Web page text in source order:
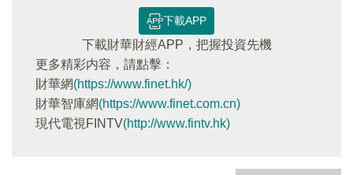
下載APP
下載財華財經APP，把握投資先機
更多精彩内容，請點擊：
財華網(https://www.finet.hk/)
財華智庫網(https://www.finet.com.cn)
現代電視FINTV(http://www.fintv.hk)